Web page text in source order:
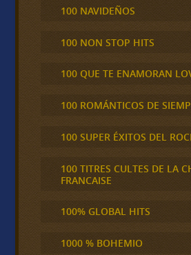
100 NAVIDEÑOS
100 NON STOP HITS
100 QUE TE ENAMORAN
100 ROMÁNTICOS DE
100 SUPER ÉXITOS DEL
100 TITRES CULTES DE LA
FRANCAISE
100% GLOBAL HITS
1000 % BOHEMIO